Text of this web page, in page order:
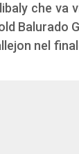
che va
Balurado
nel